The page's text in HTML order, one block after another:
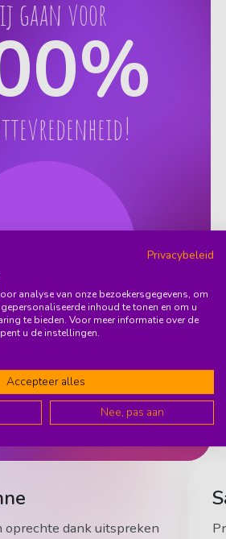
gaan voor
%
9.6(37)
Daarmee staan we in
abonnementen van
Nederland!
oprechte dank uitspreken
Privacybeleid
analyse van onze bezoekersgegevens, om
inhoud te tonen en om u
te bieden. Voor meer informatie over de
u de instellingen.
Accepteer alles
Nee, pas aan